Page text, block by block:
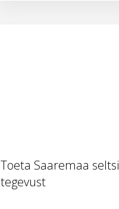
Toeta Saaremaa seltsi
tegevust